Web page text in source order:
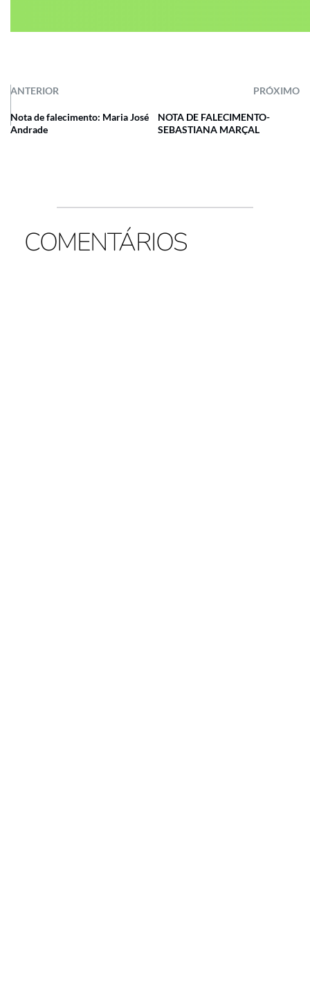
ANTERIOR PRÓXIMO
Nota de falecimento: Maria José
Andrade
NOTA DE FALECIMENTO-
SEBASTIANA MARÇAL
COMENTÁRIOS